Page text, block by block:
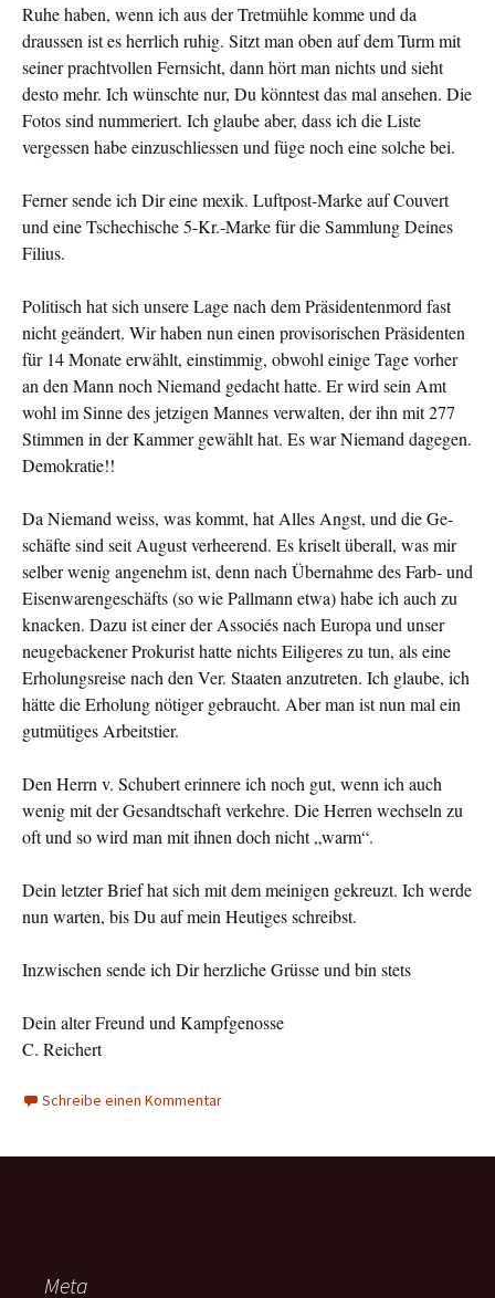
Ruhe haben, wenn ich aus der Tretmühle komme und da
draussen ist es herrlich ruhig. Sitzt man oben auf dem Turm mit
seiner prachtvollen Fernsicht, dann hört man nichts und sieht
desto mehr. Ich wünschte nur, Du könntest das mal ansehen. Die
Fotos sind nummeriert. Ich glaube aber, dass ich die Liste
vergessen habe einzuschlies­sen und füge noch eine solche bei.
Ferner sende ich Dir eine mexik. Luftpost-Marke auf Couvert
und eine Tschechische 5-Kr.-Marke für die Sammlung Deines
Fi­lius.
Politisch hat sich unsere Lage nach dem Präsidentenmord fast
nicht geändert. Wir haben nun einen provisorischen Präsiden­ten
für 14 Monate erwählt, einstimmig, obwohl einige Tage vorher
an den Mann noch Niemand gedacht hatte. Er wird sein Amt
wohl im Sinne des jetzigen Mannes verwalten, der ihn mit 277
Stimmen in der Kammer gewählt hat. Es war Niemand dage­gen.
Demokratie!!
Da Niemand weiss, was kommt, hat Alles Angst, und die Ge­
schäfte sind seit August verheerend. Es kriselt überall, was mir
selber wenig angenehm ist, denn nach Übernahme des Farb- und
Eisenwarengeschäfts (so wie Pallmann etwa) habe ich auch zu
knacken. Dazu ist einer der Associés nach Europa und unser
neugebackener Prokurist hatte nichts Eiligeres zu tun, als eine
Erholungsreise nach den Ver. Staaten anzutreten. Ich glaube, ich
hätte die Erholung nötiger gebraucht. Aber man ist nun mal ein
gutmütiges Arbeitstier.
Den Herrn v. Schubert erinnere ich noch gut, wenn ich auch
wenig mit der Gesandtschaft verkehre. Die Herren wechseln zu
oft und so wird man mit ihnen doch nicht „warm“.
Dein letzter Brief hat sich mit dem meinigen gekreuzt. Ich werde
nun warten, bis Du auf mein Heutiges schreibst.
Inzwischen sende ich Dir herzliche Grüsse und bin stets
Dein alter Freund und Kampfgenosse
C. Reichert
Schreibe einen Kommentar
Meta